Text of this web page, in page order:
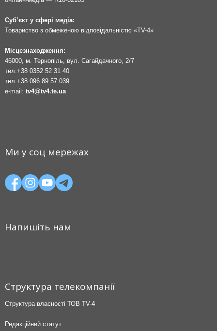
Суб’єкт у сфері медіа:
Товариство з обмеженою відповідальністю «TV-4»
Місцезнаходження:
46000, м. Тернопіль, вул. Сагайдачного, 2/7
тел. +38 0352 52 31 40
тел. +38 096 89 57 039
e-mail: tv4@tv4.te.ua
Ми у соц мережах
Напишіть нам
Структура телекомпанії
Структура власності ТОВ TV-4
Редакційний статут